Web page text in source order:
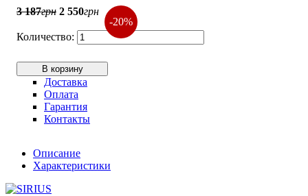
-20%
3 187грн 2 550грн
В корзину
Доставка
Оплата
Гарантия
Контакты
Описание
Характеристики